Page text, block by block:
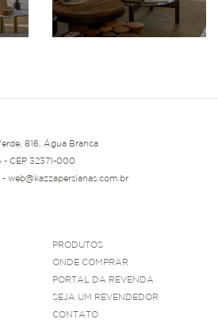
816, Água Branca
CEP 32371-000
- web@kazzapersianas.com.br
PRODUTOS
ONDE COMPRAR
PORTAL DA REVENDA
SEJA UM REVENDEDOR
CONTATO